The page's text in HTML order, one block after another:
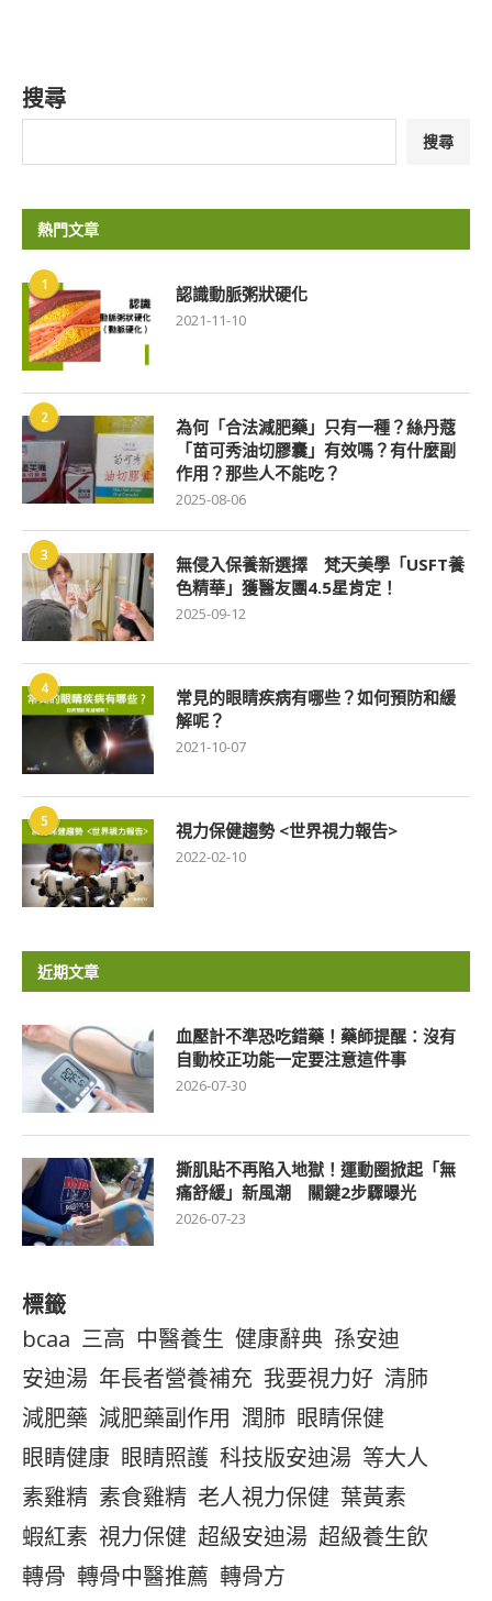
搜尋
搜尋
熱門文章
1 認識動脈粥狀硬化
2021-11-10
2
為何「合法減肥藥」只有一種？絲丹蔻
「苗可秀油切膠囊」有效嗎？有什麼副
作用？那些人不能吃？
2025-08-06
3
無侵入保養新選擇 梵天美學「USFT養
色精華」獲醫友團4.5星肯定！
2025-09-12
4
常見的眼睛疾病有哪些？如何預防和緩
解呢？
2021-10-07
5 視力保健趨勢 <世界視力報告>
2022-02-10
近期文章
血壓計不準恐吃錯藥！藥師提醒：沒有
自動校正功能一定要注意這件事
2026-07-30
撕肌貼不再陷入地獄！運動圈掀起「無
痛舒緩」新風潮 關鍵2步驟曝光
2026-07-23
標籤
bcaa 三高 中醫養生 健康辭典 孫安迪
安迪湯 年長者營養補充 我要視力好 清肺
減肥藥 減肥藥副作用 潤肺 眼睛保健
眼睛健康 眼睛照護 科技版安迪湯 等大人
素雞精 素食雞精 老人視力保健 葉黃素
蝦紅素 視力保健 超級安迪湯 超級養生飲
轉骨 轉骨中醫推薦 轉骨方